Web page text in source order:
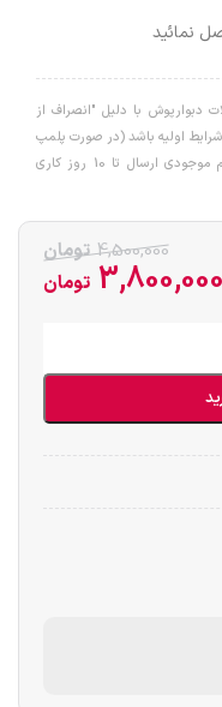
نمائید
دبوارپوش با دلیل "انصراف از
شرایط اولیه باشد (در صورت پلمپ
بودن، کالا نباید باز شده باشد).در صورت عدم موجودی ارسال تا 10 روز کاری
4,500,000 تومان
3,800,000 تومان